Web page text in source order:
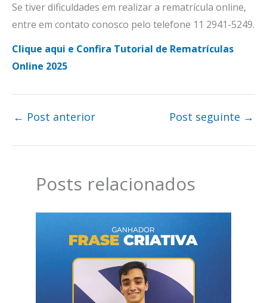
Se tiver dificuldades em realizar a rematrícula online,
entre em contato conosco pelo telefone 11 2941-5249.
Clique aqui e Confira Tutorial de Rematrículas
Online 2025
← Post anterior Post seguinte →
Posts relacionados